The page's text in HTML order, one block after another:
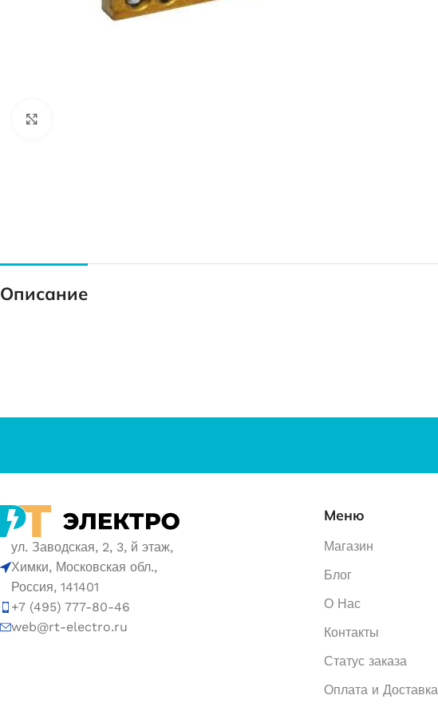
Описание
ул. Заводская, 2, 3, й этаж,
Химки, Московская обл.,
Россия, 141401
+7 (495) 777-80-46
web@rt-electro.ru
Меню
Магазин
Блог
О Нас
Контакты
Статус заказа
Оплата и Доставка